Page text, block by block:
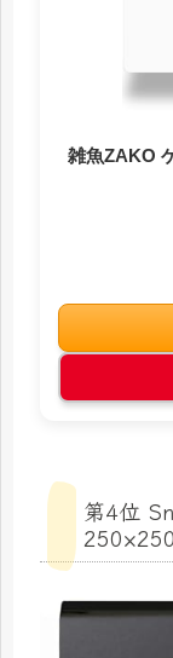
雑魚ZAKO
第4位